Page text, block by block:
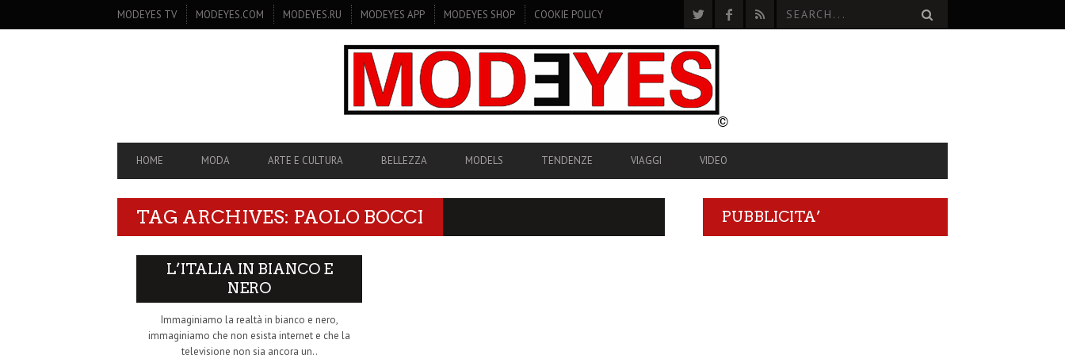
SECONDARY
NAVIGATION
MODEYES TV MODEYES.COM MODEYES.RU MODEYES APP MODEYES SHOP COOKIE POLICY
PRIMARY
NAVIGATION
HOME MODA ARTE E CULTURA BELLEZZA MODELS TENDENZE VIAGGI VIDEO
TAG ARCHIVES: PAOLO BOCCI
L’ITALIA IN BIANCO E
NERO
Immaginiamo la realtà in bianco e nero,
immaginiamo che non esista internet e che la
televisione non sia ancora un..
PUBBLICITA’